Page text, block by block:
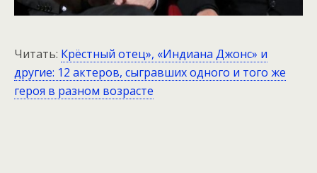
Читать: Крёстный отец», «Индиана Джонс» и
другие: 12 актеров, сыгравших одного и того же
героя в разном возрасте